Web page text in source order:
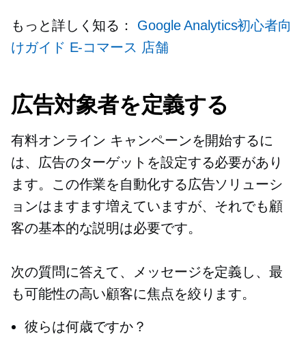
もっと詳しく知る： Google Analytics初心者向
けガイド E-コマース 店舗
広告対象者を定義する
有料オンライン キャンペーンを開始するに
は、広告のターゲットを設定する必要があり
ます。この作業を自動化する広告ソリューシ
ョンはますます増えていますが、それでも顧
客の基本的な説明は必要です。
次の質問に答えて、メッセージを定義し、最
も可能性の高い顧客に焦点を絞ります。
彼らは何歳ですか？